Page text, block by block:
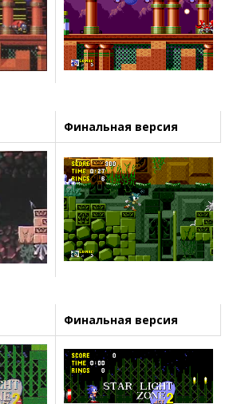
Финальная версия
Финальная версия